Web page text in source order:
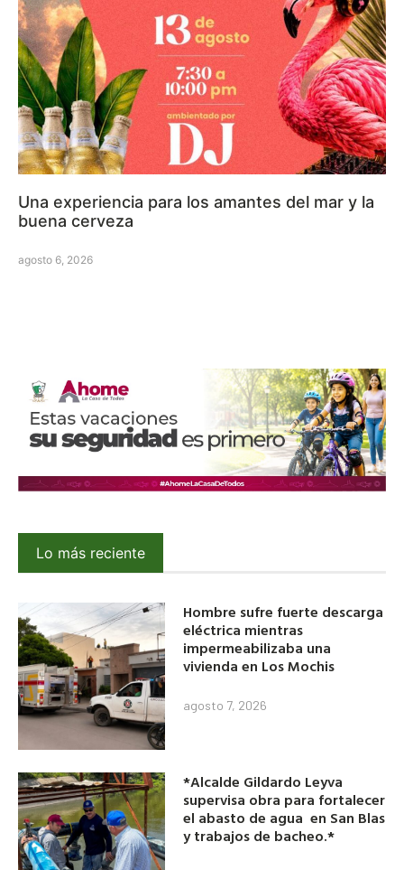
Una experiencia para los amantes del mar y la
buena cerveza
agosto 6, 2026
Lo más reciente
Hombre sufre fuerte descarga
eléctrica mientras
impermeabilizaba una
vivienda en Los Mochis
agosto 7, 2026
*Alcalde Gildardo Leyva
supervisa obra para fortalecer
el abasto de agua en San Blas
y trabajos de bacheo.*